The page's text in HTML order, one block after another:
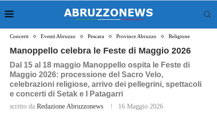
Concerti Eventi Abruzzo Pescara Province Abruzzo Religione
Manoppello celebra le Feste di Maggio 2026
Dal 15 al 18 maggio Manoppello ospita le Feste di
Maggio 2026: processione del Sacro Velo,
celebrazioni religiose, arrivo dei pellegrini, spettacoli
e concerti di Setak e I Patagarri
scritto da Redazione Abruzzonews 16 Maggio 2026